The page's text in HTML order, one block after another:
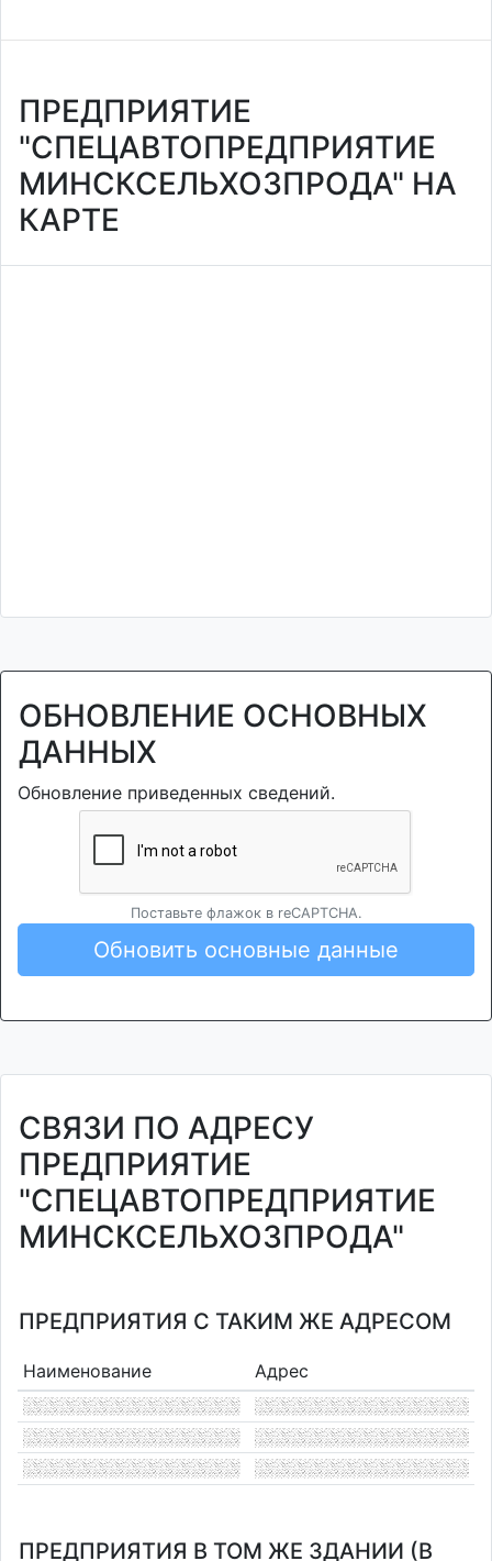
ПРЕДПРИЯТИЕ
"СПЕЦАВТОПРЕДПРИЯТИЕ
МИНСКСЕЛЬХОЗПРОДА" НА
КАРТЕ
ОБНОВЛЕНИЕ ОСНОВНЫХ
ДАННЫХ
Обновление приведенных сведений.
Поставьте флажок в reCAPTCHA.
Обновить основные данные
СВЯЗИ ПО АДРЕСУ
ПРЕДПРИЯТИЕ
"СПЕЦАВТОПРЕДПРИЯТИЕ
МИНСКСЕЛЬХОЗПРОДА"
ПРЕДПРИЯТИЯ С ТАКИМ ЖЕ АДРЕСОМ
Наименование Адрес
ПРЕДПРИЯТИЯ В ТОМ ЖЕ ЗДАНИИ (В